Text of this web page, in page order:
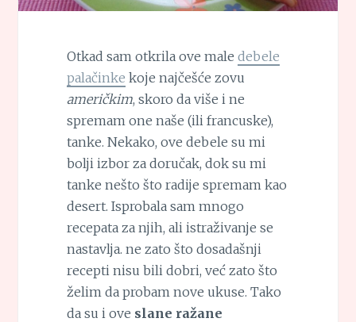
Otkad sam otkrila ove male debele
palačinke koje najčešće zovu
američkim, skoro da više i ne
spremam one naše (ili francuske),
tanke. Nekako, ove debele su mi
bolji izbor za doručak, dok su mi
tanke nešto što radije spremam kao
desert. Isprobala sam mnogo
recepata za njih, ali istraživanje se
nastavlja. ne zato što dosadašnji
recepti nisu bili dobri, već zato što
želim da probam nove ukuse. Tako
da su i ove slane ražane